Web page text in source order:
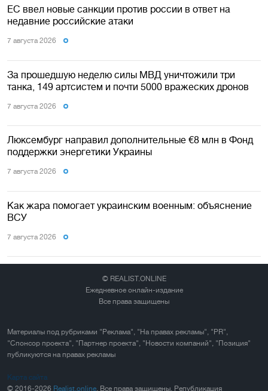
ЕС ввел новые санкции против россии в ответ на
недавние российские атаки
7 августа 2026
За прошедшую неделю силы МВД уничтожили три
танка, 149 артсистем и почти 5000 вражеских дронов
7 августа 2026
Люксембург направил дополнительные €8 млн в Фонд
поддержки энергетики Украины
7 августа 2026
Как жара помогает украинским военным: объяснение
ВСУ
7 августа 2026
© REALIST.ONLINE
Ежедневное онлайн-издание
Все права защищены
Материалы под рубриками "Реклама", "На правах рекламы", "PR",
"Спонсор проекта", "Партнер проекта", "Новости компаний", "Позиция"
публикуются на правах рекламы
Карта сайта
© 2016-2026 Realist.online. Все права защищены. Републикация